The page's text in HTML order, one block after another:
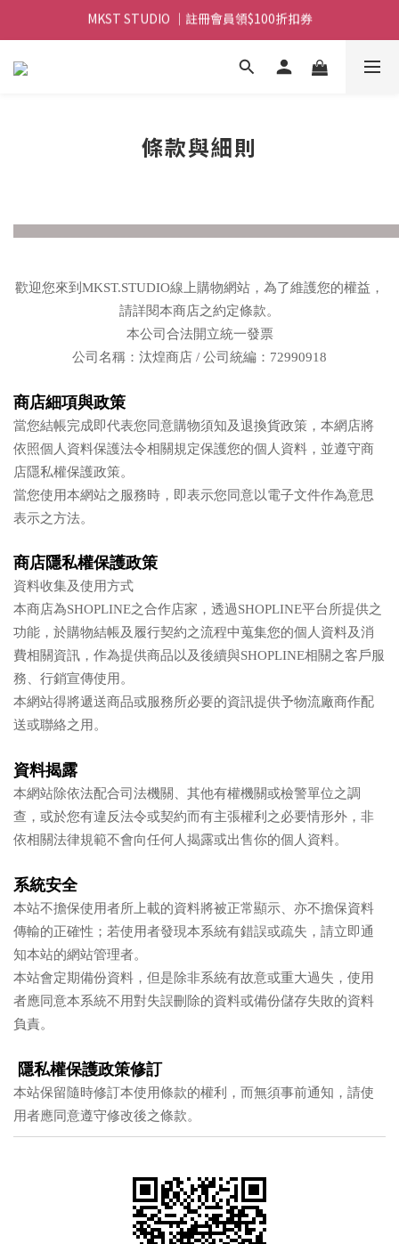
MKST STUDIO ｜ 全店滿$999元 免運
MKST STUDIO ｜註冊會員領$100折扣券
條款與細則
歡迎您來到MKST.STUDIO線上購物網站，為了維護您的權益，
請詳閱本商店之約定條款。
本公司合法開立統一發票
公司名稱：汰煌商店 / 公司統編：72990918
商店細項與政策
當您結帳完成即代表您同意購物須知及退換貨政策，本網店將
依照個人資料保護法令相關規定保護您的個人資料，並遵守商
店隱私權保護政策。
當您使用本網站之服務時，即表示您同意以電子文件作為意思
表示之方法。
商店隱私權保護政策
資料收集及使用方式
本商店為SHOPLINE之合作店家，透過SHOPLINE平台所提供之
功能，於購物結帳及履行契約之流程中蒐集您的個人資料及消
費相關資訊，作為提供商品以及後續與SHOPLINE相關之客戶服
務、行銷宣傳使用。
本網站得將遞送商品或服務所必要的資訊提供予物流廠商作配
送或聯絡之用。
資料揭露
本網站除依法配合司法機關、其他有權機關或檢警單位之調
查，或於您有違反法令或契約而有主張權利之必要情形外，非
依相關法律規範不會向任何人揭露或出售你的個人資料。
系統安全
本站不擔保使用者所上載的資料將被正常顯示、亦不擔保資料
傳輸的正確性；若使用者發現本系統有錯誤或疏失，請立即通
知本站的網站管理者。
本站會定期備份資料，但是除非系統有故意或重大過失，使用
者應同意本系統不用對失誤刪除的資料或備份儲存失敗的資料
負責。
隱私權保護政策修訂
本站保留隨時修訂本使用條款的權利，而無須事前通知，請使
用者應同意遵守修改後之條款。